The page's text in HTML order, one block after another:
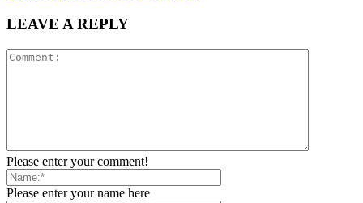
LEAVE A REPLY
Please enter your comment!
Please enter your name here